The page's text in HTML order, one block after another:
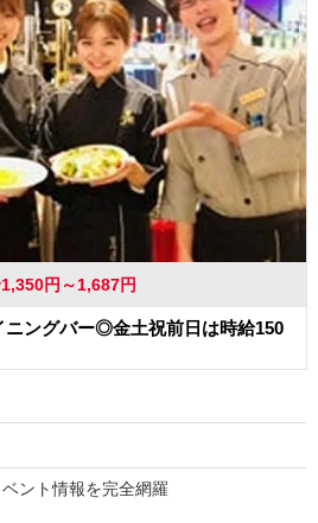
円～1,687円
ニングバー◎金土祝前日は時給150
ント情報を完全網羅